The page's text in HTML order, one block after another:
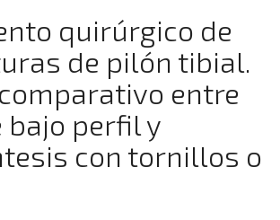
quirúrgico de
de pilón tibial.
entre
bajo perfil y
con tornillos o